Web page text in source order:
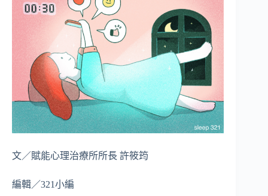
文／賦能心理治療所所長 許筱筠
編輯／321小編